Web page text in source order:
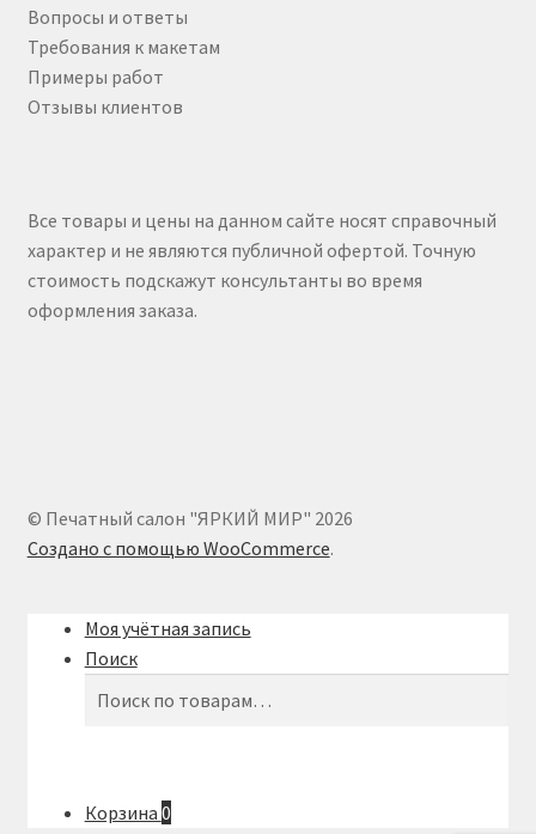
Вопросы и ответы
Требования к макетам
Примеры работ
Отзывы клиентов
Все товары и цены на данном сайте носят справочный
характер и не являются публичной офертой. Точную
стоимость подскажут консультанты во время
оформления заказа.
© Печатный салон "ЯРКИЙ МИР" 2026
Создано с помощью WooCommerce.
Моя учётная запись
Поиск
Корзина 0